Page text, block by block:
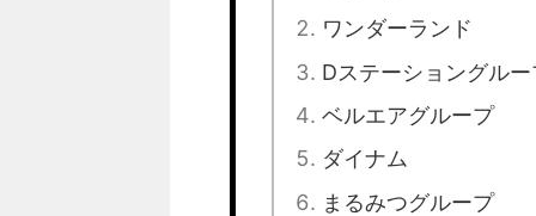
ワンダーランド
Dステーショングルー
ベルエアグループ
ダイナム
まるみつグループ